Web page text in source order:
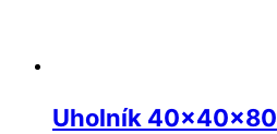
Uholník 40x40x80